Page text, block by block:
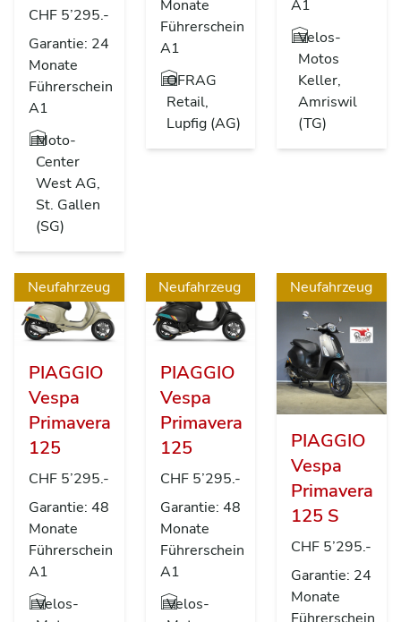
CHF 5’295.-
Garantie: 24
Monate
Führerschein
A1
Moto-
Center
West AG,
St. Gallen
(SG)
Monate
Führerschein
A1
OFRAG
Retail,
Lupfig (AG)
A1
Velos-
Motos
Keller,
Amriswil
(TG)
Neufahrzeug
PIAGGIO
Vespa
Primavera
125
CHF 5’295.-
Garantie: 48
Monate
Führerschein
A1
Velos-
Neufahrzeug
PIAGGIO
Vespa
Primavera
125
CHF 5’295.-
Garantie: 48
Monate
Führerschein
A1
Velos-
Neufahrzeug
PIAGGIO
Vespa
Primavera
125 S
CHF 5’295.-
Garantie: 24
Monate